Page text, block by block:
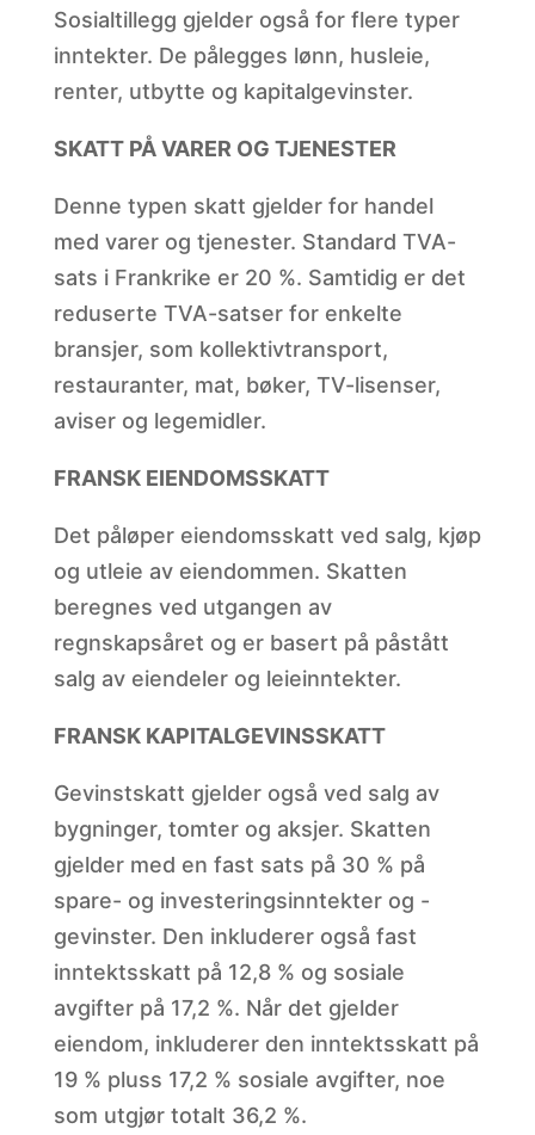
Sosialtillegg gjelder også for flere typer
inntekter. De pålegges lønn, husleie,
renter, utbytte og kapitalgevinster.
SKATT PÅ VARER OG TJENESTER
Denne typen skatt gjelder for handel
med varer og tjenester. Standard TVA-
sats i Frankrike er 20 %. Samtidig er det
reduserte TVA-satser for enkelte
bransjer, som kollektivtransport,
restauranter, mat, bøker, TV-lisenser,
aviser og legemidler.
FRANSK EIENDOMSSKATT
Det påløper eiendomsskatt ved salg, kjøp
og utleie av eiendommen. Skatten
beregnes ved utgangen av
regnskapsåret og er basert på påstått
salg av eiendeler og leieinntekter.
FRANSK KAPITALGEVINSSKATT
Gevinstskatt gjelder også ved salg av
bygninger, tomter og aksjer. Skatten
gjelder med en fast sats på 30 % på
spare- og investeringsinntekter og -
gevinster. Den inkluderer også fast
inntektsskatt på 12,8 % og sosiale
avgifter på 17,2 %. Når det gjelder
eiendom, inkluderer den inntektsskatt på
19 % pluss 17,2 % sosiale avgifter, noe
som utgjør totalt 36,2 %.